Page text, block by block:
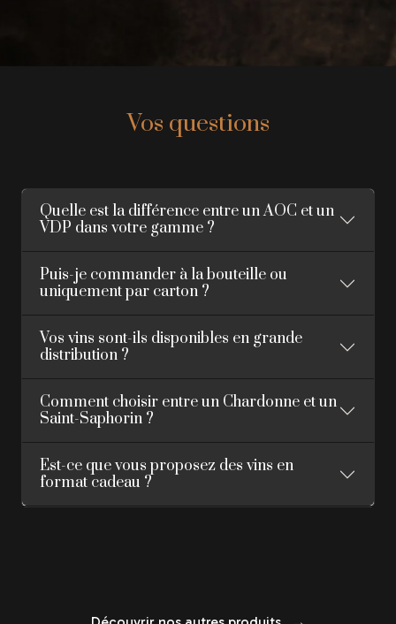
Vos questions
Quelle est la différence entre un AOC et un
VDP dans votre gamme ?
Puis-je commander à la bouteille ou
uniquement par carton ?
Vos vins sont-ils disponibles en grande
distribution ?
Comment choisir entre un Chardonne et un
Saint-Saphorin ?
Est-ce que vous proposez des vins en
format cadeau ?